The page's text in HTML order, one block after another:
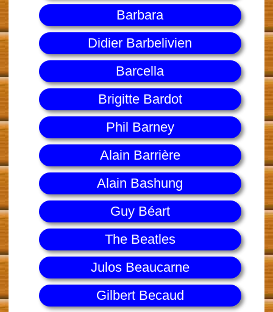
Barbara
Didier Barbelivien
Barcella
Brigitte Bardot
Phil Barney
Alain Barrière
Alain Bashung
Guy Béart
The Beatles
Julos Beaucarne
Gilbert Becaud